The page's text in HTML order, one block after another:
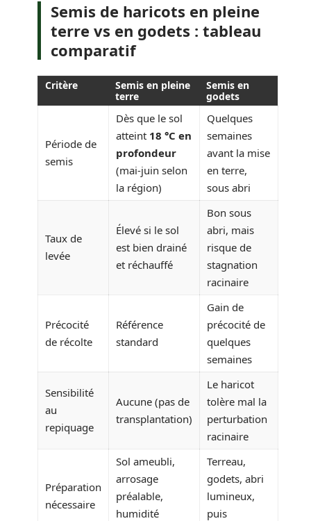
Semis de haricots en pleine
terre vs en godets : tableau
comparatif
Critère
Semis en pleine
terre
Semis en
godets
Période de
semis
Dès que le sol
atteint 18 °C en
profondeur
(mai-juin selon
la région)
Quelques
semaines
avant la mise
en terre,
sous abri
Taux de
levée
Élevé si le sol
est bien drainé
et réchauffé
Bon sous
abri, mais
risque de
stagnation
racinaire
Précocité
de récolte
Référence
standard
Gain de
précocité de
quelques
semaines
Sensibilité
au
repiquage
Aucune (pas de
transplantation)
Le haricot
tolère mal la
perturbation
racinaire
Préparation
nécessaire
Sol ameubli,
arrosage
préalable,
humidité
Terreau,
godets, abri
lumineux,
puis